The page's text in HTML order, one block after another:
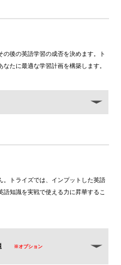
後の英語学習の成否を決めます。ト
たに最適な学習計画を構築します。
。トライズでは、インプットした英語
知識を実戦で使える力に昇華するこ
※オプション